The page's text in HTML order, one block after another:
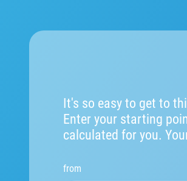
It's so easy to get to
Enter your starting
calculated for you.
from